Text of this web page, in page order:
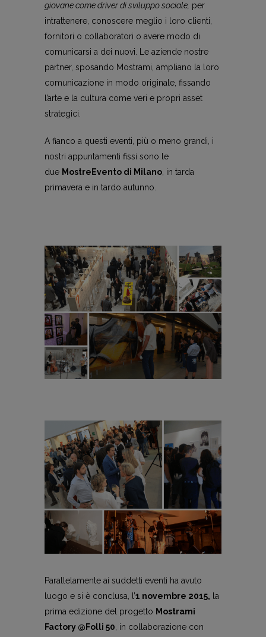
giovane come driver di sviluppo sociale, per
intrattenere, conoscere meglio i loro clienti,
fornitori o collaboratori o avere modo di
comunicarsi a dei nuovi. Le aziende nostre
partner, sposando Mostrami, ampliano la loro
comunicazione in modo originale, fissando
l’arte e la cultura come veri e propri asset
strategici.
A fianco a questi eventi, più o meno grandi, i
nostri appuntamenti fissi sono le
due MostreEvento di Milano, in tarda
primavera e in tardo autunno.
Parallelamente ai suddetti eventi ha avuto
luogo e si è conclusa, l’1 novembre 2015, la
prima edizione del progetto Mostrami
Factory @Folli 50 , in collaborazione con